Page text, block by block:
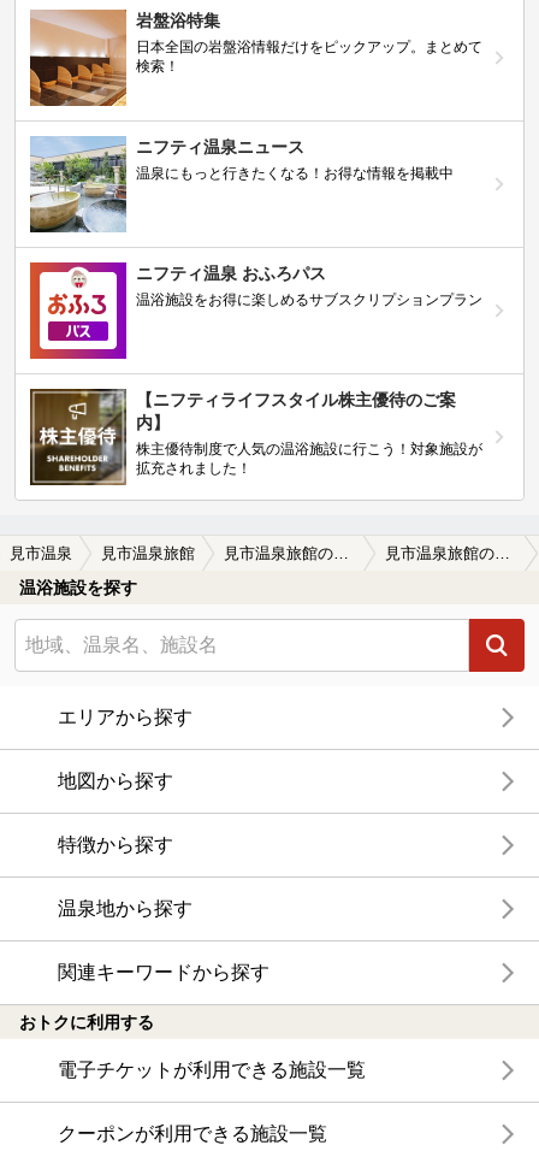
岩盤浴特集
日本全国の岩盤浴情報だけをピックアップ。まとめて
検索！
ニフティ温泉ニュース
温泉にもっと行きたくなる！お得な情報を掲載中
ニフティ温泉 おふろパス
温浴施設をお得に楽しめるサブスクリプションプラン
【ニフティライフスタイル株主優待のご案
内】
株主優待制度で人気の温浴施設に行こう！対象施設が
拡充されました！
見市温泉 見市温泉旅館 見市温泉旅館の口コミ一覧 見市温泉旅館の口コミ お湯はすばらしい
温浴施設を探す
エリアから探す
地図から探す
特徴から探す
温泉地から探す
関連キーワードから探す
おトクに利用する
電子チケットが利用できる施設一覧
クーポンが利用できる施設一覧